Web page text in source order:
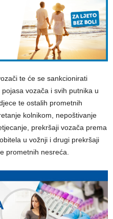
te će se sankcionirati
vozača i svih putnika u
te ostalih prometnih
kolnikom, nepoštivanje
prekršaji vozača prema
u vožnji i drugi prekršaji
prometnih nesreća.